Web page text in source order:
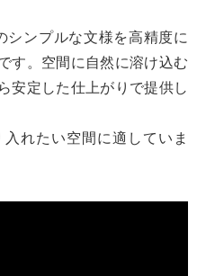
シンプルな文様を高精度に
す。空間に自然に溶け込む
安定した仕上がりで提供し
れたい空間に適していま